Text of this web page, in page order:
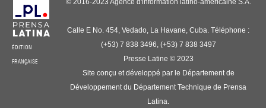
ÉDITION
FRANÇAISE
© 2016-2023 Agence d'information latino-américaine S.A.
Calle E No. 454, Vedado, La Havane, Cuba. Téléphone :
(+53) 7 838 3496, (+53) 7 838 3497
Presse Latine © 2023
Site conçu et développé par le Département de
Développement du Département Technique de Prensa
Latina.